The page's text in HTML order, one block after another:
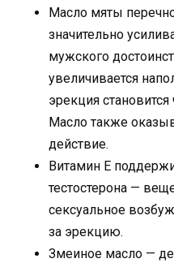
Масло мяты
значительно
мужского
увеличивается
эрекция
Масло также
действие.
Витамин Е
тестостерона —
сексуальное
за эрекцию.
Змеиное масло —